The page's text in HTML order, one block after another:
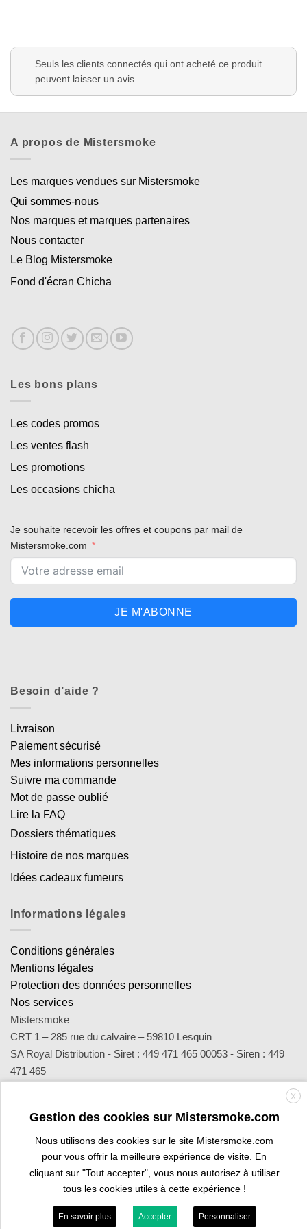
Seuls les clients connectés qui ont acheté ce produit
peuvent laisser un avis.
A propos de Mistersmoke
Les marques vendues sur Mistersmoke
Qui sommes-nous
Nos marques et marques partenaires
Nous contacter
Le Blog Mistersmoke
Fond d'écran Chicha
Les bons plans
Les codes promos
Les ventes flash
Les promotions
Les occasions chicha
Je souhaite recevoir les offres et coupons par mail de
Mistersmoke.com
JE M'ABONNE
Besoin d’aide ?
Livraison
Paiement sécurisé
Mes informations personnelles
Suivre ma commande
Mot de passe oublié
Lire la FAQ
Dossiers thématiques
Histoire de nos marques
Idées cadeaux fumeurs
Informations légales
Conditions générales
Mentions légales
Protection des données personnelles
Nos services
Mistersmoke
CRT 1 – 285 rue du calvaire – 59810 Lesquin
SA Royal Distribution - Siret : 449 471 465 00053 - Siren : 449
471 465
sav@mistersmoke.com ou par téléphone au 03 20 90 56 55 du
lundi au vendredi de 9h à 17h.
Credit
Card
MasterCard
Apple
Pay
Bank
Transfer
Visa
Visa
Electron
X
Gestion des cookies sur Mistersmoke.com
Nous utilisons des cookies sur le site Mistersmoke.com
pour vous offrir la meilleure expérience de visite. En
cliquant sur "Tout accepter", vous nous autorisez à utiliser
tous les cookies utiles à cette expérience !
En savoir plus Accepter Personnaliser